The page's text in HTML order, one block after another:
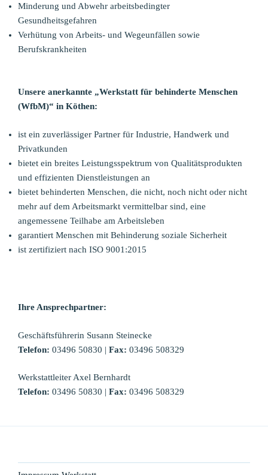
Minderung und Abwehr arbeitsbedingter
Gesundheitsgefahren
Verhütung von Arbeits- und Wegeunfällen sowie
Berufskrankheiten
Unsere anerkannte „Werkstatt für behinderte Menschen
(WfbM)“ in Köthen:
ist ein zuverlässiger Partner für Industrie, Handwerk und
Privatkunden
bietet ein breites Leistungsspektrum von Qualitätsprodukten
und effizienten Dienstleistungen an
bietet behinderten Menschen, die nicht, noch nicht oder nicht
mehr auf dem Arbeitsmarkt vermittelbar sind, eine
angemessene Teilhabe am Arbeitsleben
garantiert Menschen mit Behinderung soziale Sicherheit
ist zertifiziert nach ISO 9001:2015
Ihre Ansprechpartner:
Geschäftsführerin Susann Steinecke
Telefon: 03496 50830 | Fax: 03496 508329
Werkstattleiter Axel Bernhardt
Telefon: 03496 50830 | Fax: 03496 508329